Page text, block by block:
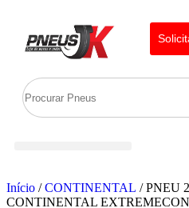
Início /CONTINENTAL / PNEU
CONTINENTAL